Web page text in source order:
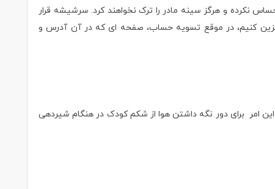
نکرده و هرگز سینه مادر را ترک نخواهند کرد. سرشیشه قرار
نظرتان را جایگزین کنیم، در موقع تسویه حساب، صفحه ای که در آن آدرس و
داخل شیشه جربان داشته باشد که این امر برای دور نگه داشتن هوا از شکم کودک در هنگام شیردهی